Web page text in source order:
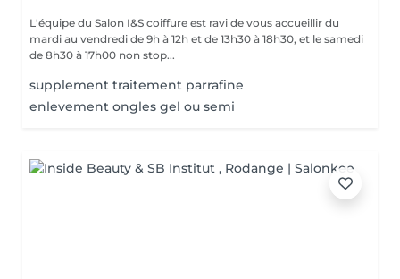
L'équipe du Salon I&S coiffure est ravi de vous accueillir du
mardi au vendredi de 9h à 12h et de 13h30 à 18h30, et le samedi
de 8h30 à 17h00 non stop...
supplement traitement parrafine
enlevement ongles gel ou semi